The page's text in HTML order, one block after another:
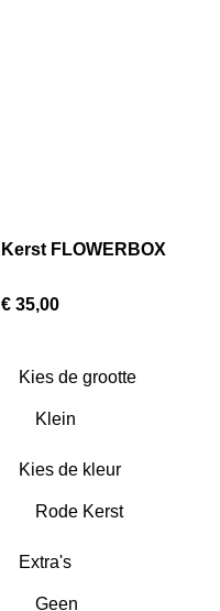
Kerst FLOWERBOX
€ 35,00
Kies de grootte
Kies de kleur
Extra's